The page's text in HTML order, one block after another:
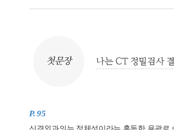
첫문장 나는 CT 정밀검사
P. 95
신경외과의는 정체성이라는 혹독한 용광